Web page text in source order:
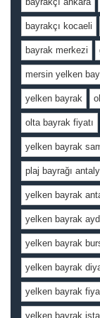
bayrakçı kocaeli
bayrak merkezi
mersin yelken
yelken bayrak
olta bayrak fiyatı
yelken bayrak
plaj bayrağı
yelken bayrak
yelken bayrak
yelken bayrak
yelken bayrak
yelken bayrak
yelken bayrak